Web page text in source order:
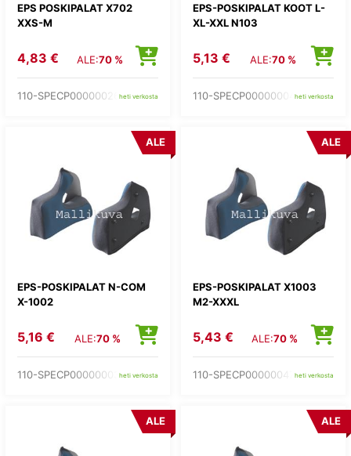
EPS POSKIPALAT X702
XXS-M
4,83 € ALE:70 %
110-SPECP00000026heti verkosta
EPS-POSKIPALAT KOOT L-
XL-XXL N103
5,13 € ALE:70 %
110-SPECP00000004heti verkosta
EPS-POSKIPALAT N-COM
X-1002
ALE
5,16 € ALE:70 %
110-SPECP00000003heti verkosta
EPS-POSKIPALAT X1003
M2-XXXL
ALE
5,43 € ALE:70 %
110-SPECP00000047 heti verkosta
ALE ALE